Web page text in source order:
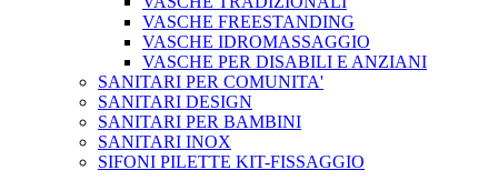
VASCHE FREESTANDING
VASCHE IDROMASSAGGIO
VASCHE PER DISABILI E ANZIANI
SANITARI PER COMUNITA'
SANITARI DESIGN
SANITARI PER BAMBINI
SANITARI INOX
SIFONI PILETTE KIT-FISSAGGIO